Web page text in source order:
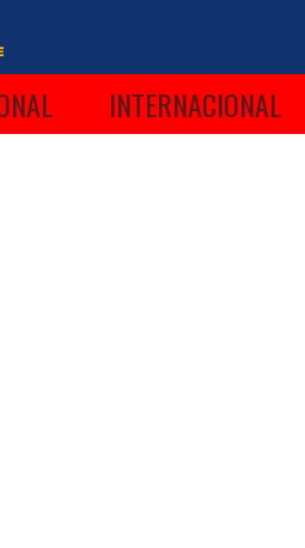
INTERNACIONAL